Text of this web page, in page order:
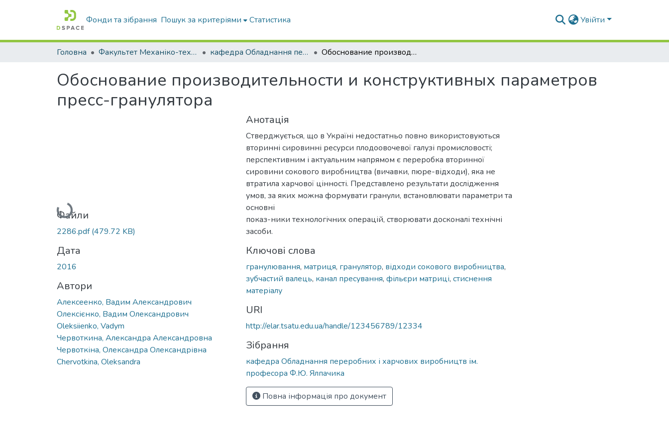
Фонди та зібрання Пошук за критеріями Статистика Увійти
Головна Факультет Механіко-технологічний кафедра Обладнання переробних і харчових виробництв ім. професора Ф.Ю. Ялпачика Обоснование производительности и конструктивных параметров пресс-гранулятора
Обоснование производительности и конструктивных параметров
пресс-гранулятора
Вантажиться...
Файли
2286.pdf(479.72 KB)
Дата
2016
Автори
Алексеенко, Вадим Александрович
Олексієнко, Вадим Олександрович
Oleksiienko, Vadym
Червоткина, Александра Александровна
Червоткіна, Олександра Олександрівна
Chervotkina, Oleksandra
Анотація
Стверджується, що в Україні недостатньо повно використовуються
вторинні сировинні ресурси плодоовочевої галузі промисловості;
перспективним і актуальним напрямом є переробка вторинної
сировини сокового виробництва (вичавки, пюре-відходи), яка не
втратила харчової цінності. Представлено результати дослідження
умов, за яких можна формувати гранули, встановлювати параметри та
основні
показ-ники технологічних операцій, створювати досконалі технічні
засоби.
Ключові слова
гранулювання, матриця, гранулятор, відходи сокового виробництва,
зубчастий валець, канал пресування, фільєри матриці, стиснення
матеріалу
URI
http://elar.tsatu.edu.ua/handle/123456789/12334
Зібрання
кафедра Обладнання переробних і харчових виробництв ім.
професора Ф.Ю. Ялпачика
Повна інформація про документ